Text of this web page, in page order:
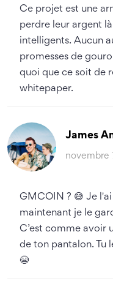
Ce projet est une
perdre leur argent
intelligents. Aucun
promesses de
quoi que ce soit de
whitepaper.
James
novembre
GMCOIN ? 😅 Je
maintenant je le
C’est comme avoir
de ton pantalon. Tu
😭